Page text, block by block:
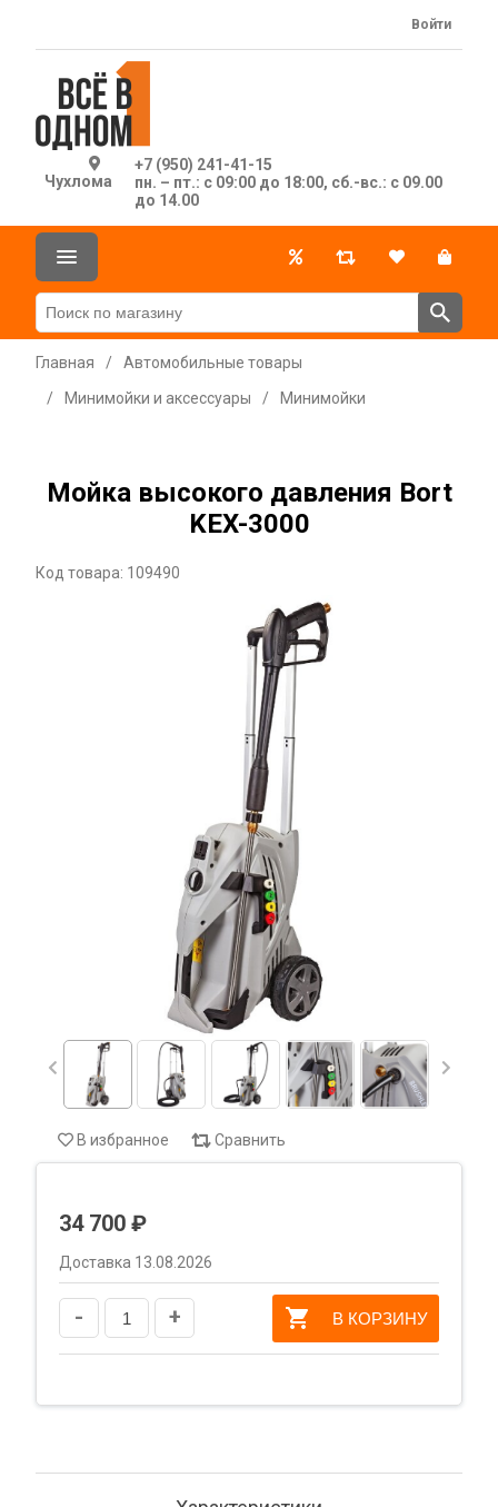
Чухлома
+7 (950) 241-41-15
пн. – пт.: с 09:00 до 18:00, сб.-вс.: с 09.00
до 14.00
Войти
Главная /
Автомобильные товары
/
Минимойки и аксессуары / Минимойки
Мойка высокого давления Bort
KEX-3000
Код товара: 109490
В избранное Сравнить
34 700 ₽
Доставка 13.08.2026
- + В КОРЗИНУ